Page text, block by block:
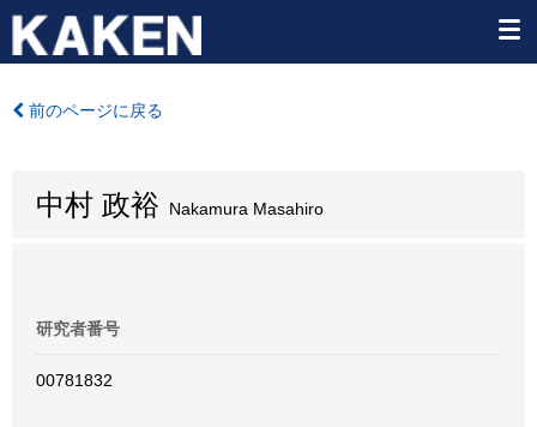
前のページに戻る
中村 政裕 Nakamura Masahiro
研究者番号
00781832